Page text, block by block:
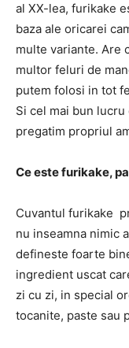
al XX-lea, furikake
baza ale oricarei
multe variante. Are
multor feluri de
putem folosi in tot
Si cel mai bun
pregatim propriul
Ce este furikake,
Cuvantul furikake
nu inseamna nimic
defineste foarte
ingredient uscat
zi cu zi, in special
tocanite, paste sau